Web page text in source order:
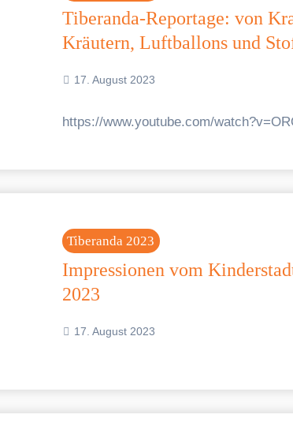
Tiberanda-Reportage: von
Kräutern, Luftballons und
17. August 2023
https://www.youtube.com/
Tiberanda 2023
Impressionen vom
2023
17. August 2023